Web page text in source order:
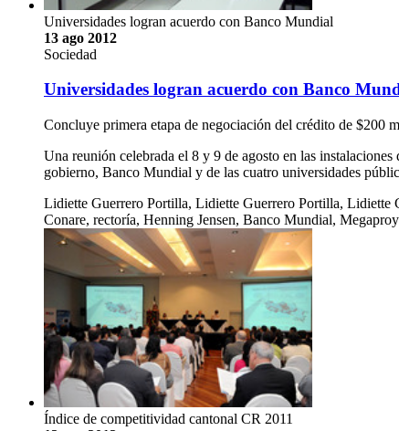
Universidades logran acuerdo con Banco Mundial
13 ago 2012
Sociedad
Universidades logran acuerdo con Banco
Concluye primera etapa de negociación del crédito de $200
Una reunión celebrada el 8 y 9 de agosto en las
gobierno, Banco Mundial y de las cuatro universidades
Lidiette Guerrero Portilla, Lidiette Guerrero Portilla, Lidiette
Conare, rectoría, Henning Jensen, Banco Mundial,
Índice de competitividad cantonal CR 2011